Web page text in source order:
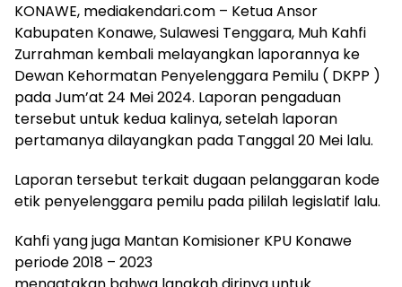
KONAWE, mediakendari.com – Ketua Ansor
Kabupaten Konawe, Sulawesi Tenggara, Muh Kahfi
Zurrahman kembali melayangkan laporannya ke
Dewan Kehormatan Penyelenggara Pemilu ( DKPP )
pada Jum’at 24 Mei 2024. Laporan pengaduan
tersebut untuk kedua kalinya, setelah laporan
pertamanya dilayangkan pada Tanggal 20 Mei lalu.
Laporan tersebut terkait dugaan pelanggaran kode
etik penyelenggara pemilu pada pililah legislatif lalu.
Kahfi yang juga Mantan Komisioner KPU Konawe
periode 2018 – 2023